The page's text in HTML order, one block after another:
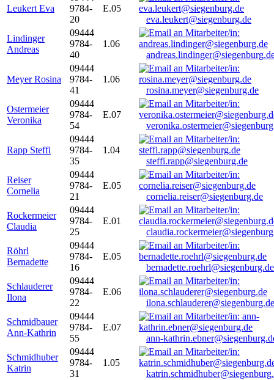
Leukert Eva
9784-
20
E.05
eva.leukert@siegenburg.de
Lindinger
Andreas
09444
9784-
40
1.06
Meyer Rosina
09444
9784-
41
1.06
rosina.meyer@siegenburg.de
Ostermeier
Veronika
09444
9784-
54
E.07
Rapp Steffi
09444
9784-
35
1.04
steffi.rapp@siegenburg.de
Reiser
Cornelia
09444
9784-
21
E.05
cornelia.reiser@siegenburg.de
Rockermeier
Claudia
09444
9784-
25
E.01
Röhrl
Bernadette
09444
9784-
16
E.05
bernadette.roehrl@siegenburg.de
Schlauderer
Ilona
09444
9784-
22
E.06
ilona.schlauderer@siegenburg.de
Schmidbauer
Ann-Kathrin
09444
9784-
55
E.07
ann-
Schmidhuber
Katrin
09444
9784-
31
1.05